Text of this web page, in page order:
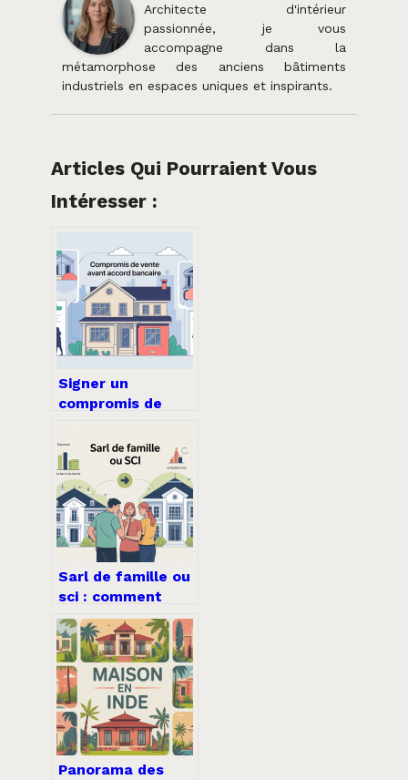
Architecte d'intérieur
passionnée, je vous
accompagne dans la
métamorphose des anciens bâtiments
industriels en espaces uniques et inspirants.
Articles Qui Pourraient Vous
Intéresser :
Signer un
compromis de
l’accord de la
banque : ce qu’il
faut vraiment
savoir
Sarl de famille ou
sci : comment
choisir le bon
statut pour
investir ?
Panorama des